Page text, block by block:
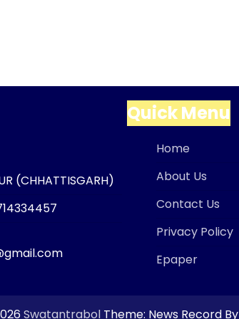
(CHHATTISGARH)
Quick Menu
Home
About Us
Contact Us
Privacy Policy
Epaper
SwatantrabolTheme: News Record By